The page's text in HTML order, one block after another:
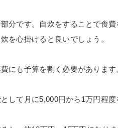
分です。自炊をすることで食
を心掛けると良いでしょう。
にも予算を割く必要がありま
して月に5,000円から1万円程